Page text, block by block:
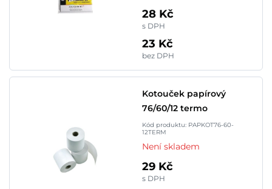
28 Kč
s DPH
23 Kč
bez DPH
Kotouček papírový
76/60/12 termo
Kód produktu: PAPKOT76-60-
12TERM
Není skladem
29 Kč
s DPH